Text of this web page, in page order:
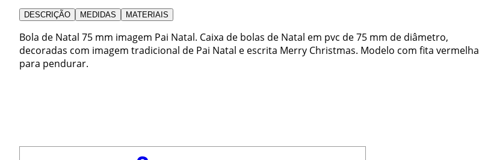
DESCRIÇÃO MEDIDAS MATERIAIS
Bola de Natal 75 mm imagem Pai Natal. Caixa de bolas de Natal em pvc de 75 mm de diâmetro,
decoradas com imagem tradicional de Pai Natal e escrita Merry Christmas. Modelo com fita vermelha
para pendurar.